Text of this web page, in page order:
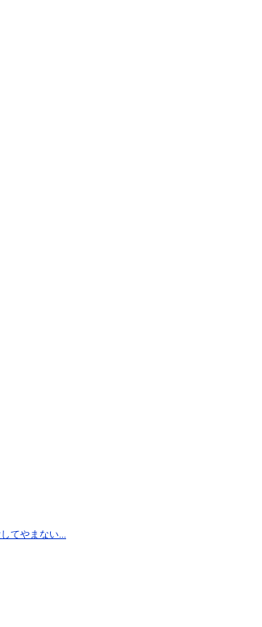
てやまない...